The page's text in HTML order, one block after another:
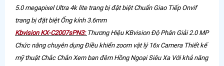
5.0 megapixel Ultra 4k lite trang bị đặt biệt Chuẩn Giao Tiếp Onvif
trang bị đặt biệt Ống kính 3.6mm
Kbvision KX-C2007sPN3: Thương Hiệu KBvision Độ Phân Giải 2.0 MP
Chức năng chuyên dụng Điều khiển zoom vật lý 16x Camera Thiết kế
mỹ thuật Chắc Chắn Xem ban đêm Hồng Ngoại Siêu Xa Với khả năng